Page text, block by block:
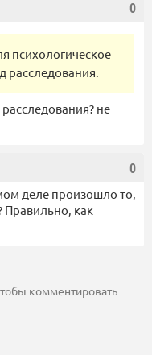
0
психологическое
расследования.
не
0
деле произошло то,
Правильно, как
комментировать